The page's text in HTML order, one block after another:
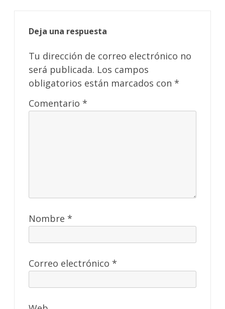
Deja una respuesta
Tu dirección de correo electrónico no
será publicada. Los campos
obligatorios están marcados con *
Comentario *
Nombre *
Correo electrónico *